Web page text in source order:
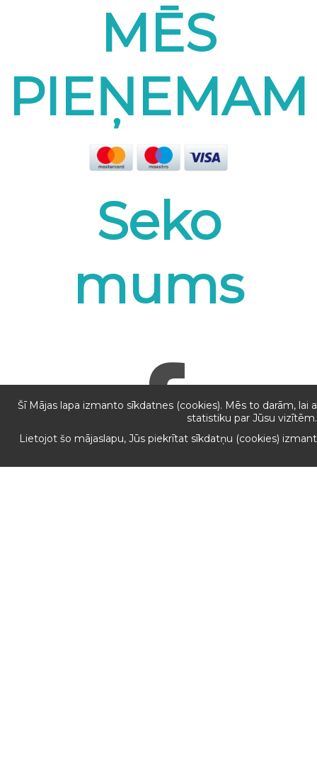
MĒS
PIEŅEMAM
Seko
mums
Šī Mājas lapa izmanto sīkdatnes (cookies). Mēs to darām,
statistiku par Jūsu vizītēm.
Lietojot šo mājaslapu, Jūs piekrītat sīkdatņu (cookies)